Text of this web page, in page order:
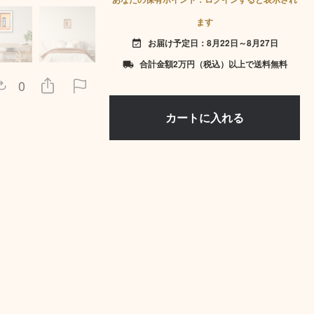
0
ます
event_available お届け予定日：8月22日～8月27日
local_shipping 合計金額2万円（税込）以上で送料無料